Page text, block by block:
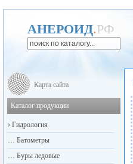
АНЕРОИД.РФ
Карта сайта
Каталог продукции
› Гидрология
… Батометры
… Буры ледовые